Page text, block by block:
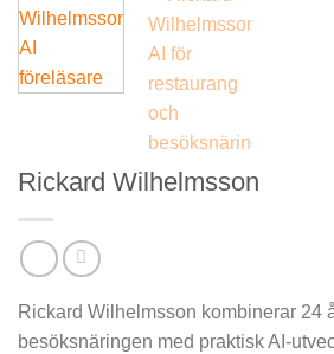
Rickard Wilhelmsson
Rickard Wilhelmsson kombinerar 24
besöksnäringen med praktisk AI-